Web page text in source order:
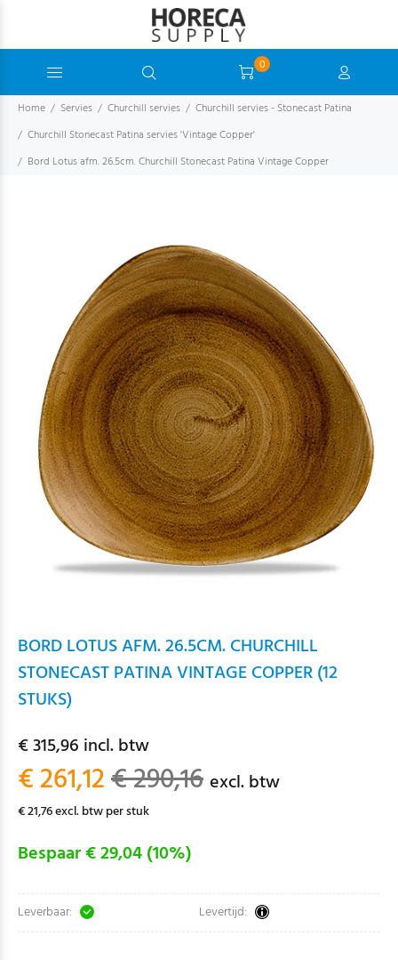
0
Home Servies Churchill servies
Churchill servies - Stonecast Patina
Churchill Stonecast Patina servies 'Vintage Copper'
Bord Lotus afm. 26.5cm. Churchill Stonecast Patina Vintage Copper
BORD LOTUS AFM. 26.5CM. CHURCHILL
STONECAST PATINA VINTAGE COPPER (12
STUKS)
€ 315,96 incl. btw
€ 261,12€ 290,16 excl. btw
€ 21,76 excl. btw per stuk
Bespaar € 29,04 (10%)
Leverbaar: Levertijd: